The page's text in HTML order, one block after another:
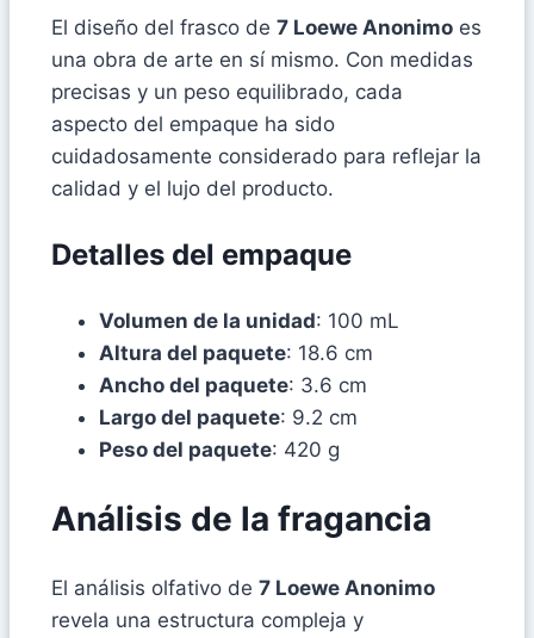
El diseño del frasco de 7 Loewe Anonimo es
una obra de arte en sí mismo. Con medidas
precisas y un peso equilibrado, cada
aspecto del empaque ha sido
cuidadosamente considerado para reflejar la
calidad y el lujo del producto.
Detalles del empaque
Volumen de la unidad: 100 mL
Altura del paquete: 18.6 cm
Ancho del paquete: 3.6 cm
Largo del paquete: 9.2 cm
Peso del paquete: 420 g
Análisis de la fragancia
El análisis olfativo de 7 Loewe Anonimo
revela una estructura compleja y